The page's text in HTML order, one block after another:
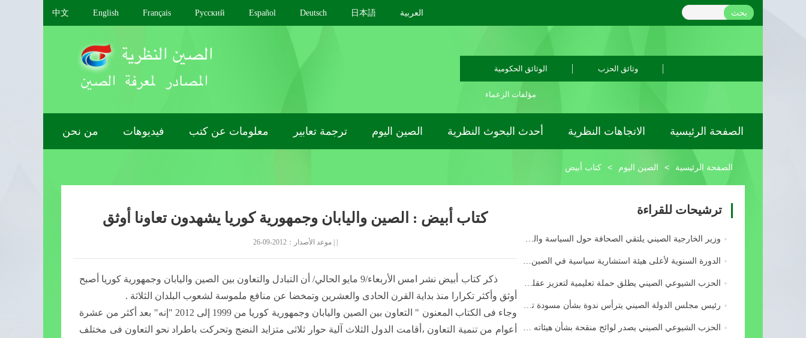
中文 English Français Pусский Español Deutsch 日本語 العربية بحث
الوثائق الحكومية وثائق الحزب
مؤلفات الزعماء
من نحن فيديوهات معلومات عن كتب ترجمة تعابير الصين اليوم أحدث البحوث النظرية الاتجاهات النظرية الصفحة الرئيسية
الصفحة الرئيسية > الصين اليوم > كتاب أبيض
كتاب أبيض : الصين واليابان وجمهورية كوريا يشهدون تعاونا أوثق
|موعد الأصدار：2012-09-26
ذكر كتاب أبيض نشر امس الأربعاء/9 مايو الحالي/ أن التبادل والتعاون بين الصين واليابان وجمهورية كوريا أصبح
أوثق وأكثر تكرارا منذ بداية القرن الحادى والعشرين وتمخضا عن منافع ملموسة لشعوب البلدان الثلاثة .
وجاء فى الكتاب المعنون " التعاون بين الصين واليابان وجمهورية كوريا من 1999 إلى 2012 "إنه" بعد أكثر من عشرة
أعوام من تنمية التعاون ،أقامت الدول الثلاث آلية حوار ثلاثى متزايد النضج وتحركت باطراد نحو التعاون فى مختلف
ترشيحات للقراءة
وزير الخارجية الصيني يلتقي الصحافة حول السياسة والعلا...
الدورة السنوية لأعلى هيئة استشارية سياسية في الصين ستع...
الحزب الشيوعي الصيني يطلق حملة تعليمية لتعزيز عقلية ال...
رئيس مجلس الدولة الصيني يترأس ندوة بشأن مسودة تقرير عم...
الحزب الشيوعي الصيني يصدر لوائح منقحة بشأن هيئاته العا...